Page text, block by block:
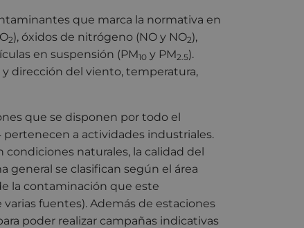
que marca la normativa en
2), óxidos de nitrógeno (NO y NO2),
en suspensión (PM10 y PM2.5).
dirección del viento, temperatura,
que se disponen por todo el
pertenecen a actividades industriales.
naturales, la calidad del
general se clasifican según el área
la contaminación que este
fuentes). Además de estaciones
poder realizar campañas indicativas